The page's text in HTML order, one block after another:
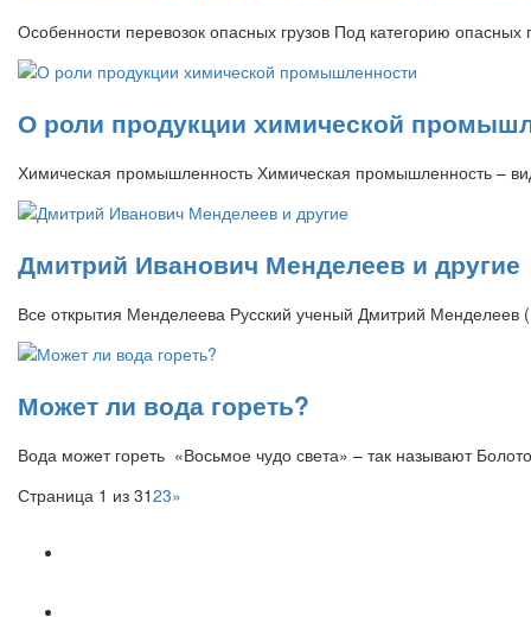
Особенности перевозок опасных грузов Под категорию
О роли продукции химической
Химическая промышленность Химическая промышленность –
Дмитрий Иванович Менделеев и другие
Все открытия Менделеева Русский ученый Дмитрий Менделеев
Может ли вода гореть?
Вода может гореть «Восьмое чудо света» – так называют
Страница 1 из 3123»